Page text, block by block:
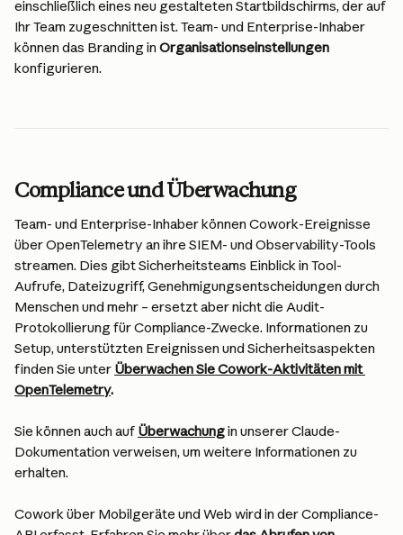
einschließlich eines neu gestalteten Startbildschirms, der auf
Ihr Team zugeschnitten ist. Team- und Enterprise-Inhaber
können das Branding in Organisationseinstellungen
konfigurieren.
Compliance und Überwachung
Team- und Enterprise-Inhaber können Cowork-Ereignisse
über OpenTelemetry an ihre SIEM- und Observability-Tools
streamen. Dies gibt Sicherheitsteams Einblick in Tool-
Aufrufe, Dateizugriff, Genehmigungsentscheidungen durch
Menschen und mehr – ersetzt aber nicht die Audit-
Protokollierung für Compliance-Zwecke. Informationen zu
Setup, unterstützten Ereignissen und Sicherheitsaspekten
finden Sie unter Überwachen Sie Cowork-Aktivitäten mit
OpenTelemetry.
Sie können auch auf Überwachung in unserer Claude-
Dokumentation verweisen, um weitere Informationen zu
erhalten.
Cowork über Mobilgeräte und Web wird in der Compliance-